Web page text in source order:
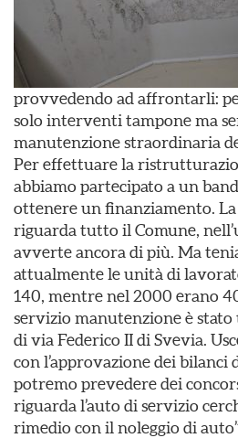
provvedendo ad affrontarli:
solo interventi tampone ma
manutenzione straordinaria
Per effettuare la
abbiamo partecipato a un
ottenere un finanziamento.
riguarda tutto il Comune,
avverte ancora di più. Ma
attualmente le unità di
140, mentre nel 2000 erano
servizio manutenzione è
di via Federico II di Svevia.
con l’approvazione dei bilanci
potremo prevedere dei
riguarda l’auto di servizio
rimedio con il noleggio di